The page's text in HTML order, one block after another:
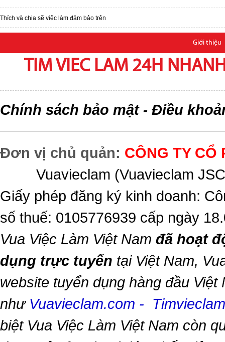
Thích và chia sẽ việc làm đảm bảo trên
Giới thiệu
TIM VIEC LAM 24H
Chính sách bảo mật- Điều
Đơn vị chủ quản: CÔNG TY CỔ
Vuavieclam (Vuavieclam
Giấy phép đăng ký kinh doanh:
số thuế: 0105776939 cấp ngày
Vua Việc Làm Việt Nam đã hoạt
dụng trực tuyến tại Việt Nam,
website tuyển dụng hàng đầu Việt
như Vuavieclam.com -
biệt Vua Việc Làm Việt Nam còn